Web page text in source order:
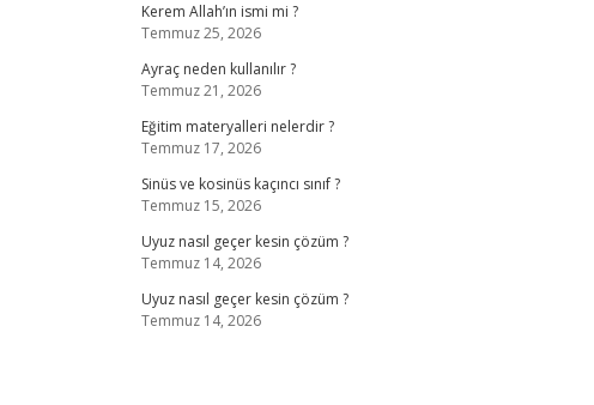
Kerem Allah’ın ismi mi ?
Temmuz 25, 2026
Ayraç neden kullanılır ?
Temmuz 21, 2026
Eğitim materyalleri nelerdir ?
Temmuz 17, 2026
Sinüs ve kosinüs kaçıncı sınıf ?
Temmuz 15, 2026
Uyuz nasıl geçer kesin çözüm ?
Temmuz 14, 2026
Uyuz nasıl geçer kesin çözüm ?
Temmuz 14, 2026